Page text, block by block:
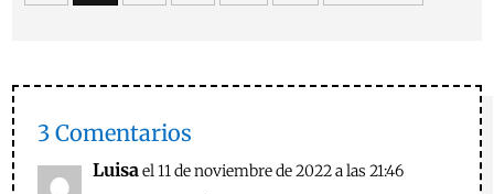
3 Comentarios
Luisael 11 de noviembre de 2022 a las 21:46